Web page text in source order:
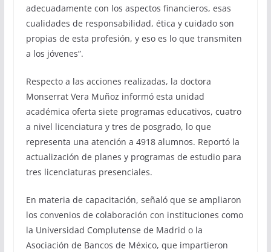
adecuadamente con los aspectos financieros, esas
cualidades de responsabilidad, ética y cuidado son
propias de esta profesión, y eso es lo que transmiten
a los jóvenes”.
Respecto a las acciones realizadas, la doctora
Monserrat Vera Muñoz informó esta unidad
académica oferta siete programas educativos, cuatro
a nivel licenciatura y tres de posgrado, lo que
representa una atención a 4918 alumnos. Reportó la
actualización de planes y programas de estudio para
tres licenciaturas presenciales.
En materia de capacitación, señaló que se ampliaron
los convenios de colaboración con instituciones como
la Universidad Complutense de Madrid o la
Asociación de Bancos de México, que impartieron